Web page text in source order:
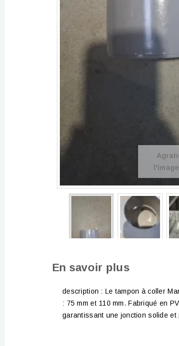
l'image
En savoir plus
description : Le tampon à coller
: 75 mm et 110 mm. Fabriqué en
garantissant une jonction solide et